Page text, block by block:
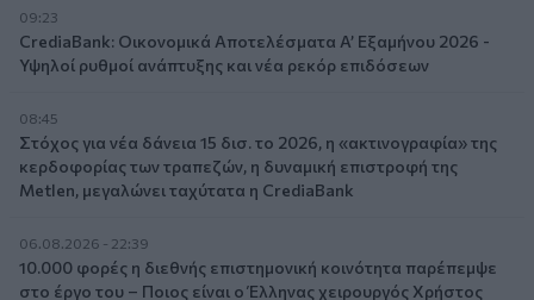
09:23
CrediaBank: Οικονομικά Αποτελέσματα A’ Εξαμήνου 2026 -
Υψηλοί ρυθμοί ανάπτυξης και νέα ρεκόρ επιδόσεων
08:45
Στόχος για νέα δάνεια 15 δισ. το 2026, η «ακτινογραφία» της
κερδοφορίας των τραπεζών, η δυναμική επιστροφή της
Metlen, μεγαλώνει ταχύτατα η CrediaBank
06.08.2026 - 22:39
10.000 φορές η διεθνής επιστημονική κοινότητα παρέπεμψε
στο έργο του – Ποιος είναι ο Έλληνας χειρουργός Χρήστος